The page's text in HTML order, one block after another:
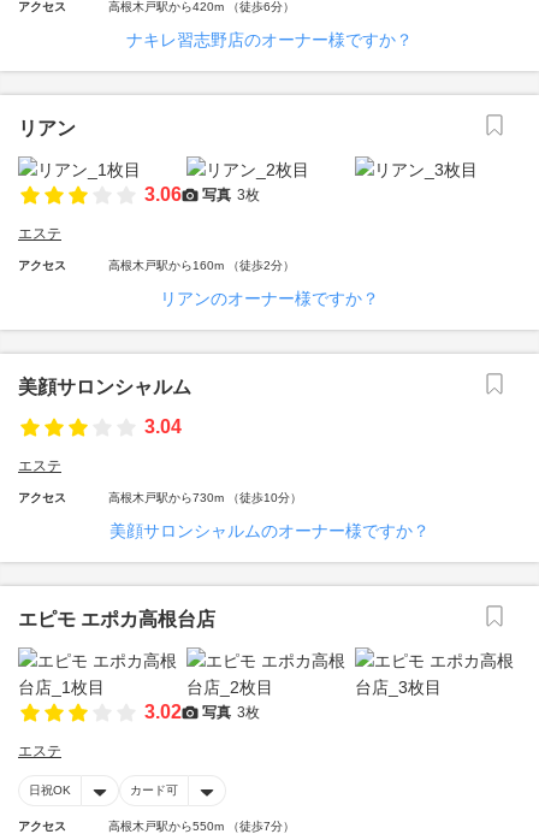
アクセス 高根木戸駅から420m （徒歩6分）
ナキレ習志野店のオーナー様ですか？
リアン
3.06 写真 3枚
エステ
アクセス 高根木戸駅から160m （徒歩2分）
リアンのオーナー様ですか？
美顔サロンシャルム
3.04
エステ
アクセス 高根木戸駅から730m （徒歩10分）
美顔サロンシャルムのオーナー様ですか？
エピモ エポカ高根台店
3.02 写真 3枚
エステ
日祝OK カード可
アクセス
高根木戸駅から550m （徒歩7分）